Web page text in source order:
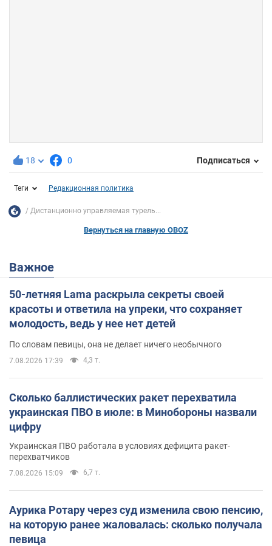
18 0 Подписаться
Теги Редакционная политика
Дистанционно управляемая турель...
Вернуться на главную OBOZ
Важное
50-летняя Lama раскрыла секреты своей
красоты и ответила на упреки, что сохраняет
молодость, ведь у нее нет детей
По словам певицы, она не делает ничего необычного
7.08.2026 17:39 4,3 т.
Сколько баллистических ракет перехватила
украинская ПВО в июле: в Минобороны назвали
цифру
Украинская ПВО работала в условиях дефицита ракет-
перехватчиков
7.08.2026 15:09 6,7 т.
Аурика Ротару через суд изменила свою пенсию,
на которую ранее жаловалась: сколько получала
певица